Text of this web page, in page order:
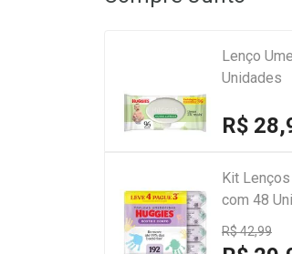
Lenço
Unidades
R$
Kit
com 48
R$ 42,99